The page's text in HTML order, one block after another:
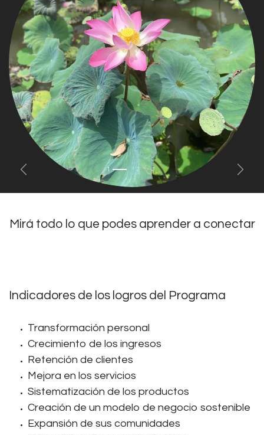
Anterior
Mirá todo lo que podes aprender a conectar
Indicadores de los logros del Programa
Transformación personal
Crecimiento de los ingresos
Retención de clientes
Mejora en los servicios
Sistematización de los productos
Creación de un modelo de negocio sostenible
Expansión de sus comunidades